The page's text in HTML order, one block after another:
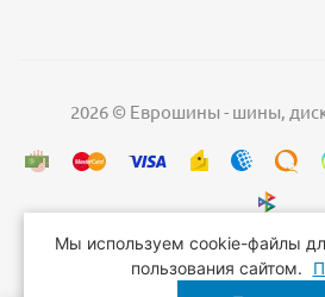
2026 © Еврошины - шины,
Мы используем cookie-файлы
пользования сайтом.